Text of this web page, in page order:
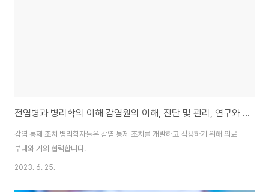
전염병과 병리학의 이해 감염원의 이해, 진단 및 관리, 연구와 예방
감염 통제 조치 병리학자들은 감염 통제 조치를 개발하고 적용하기 위해 의료
부대와 거의 협력합니다.
2023. 6. 25.